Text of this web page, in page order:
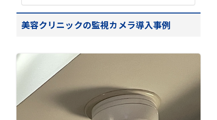
美容クリニックの監視カメラ導入事例